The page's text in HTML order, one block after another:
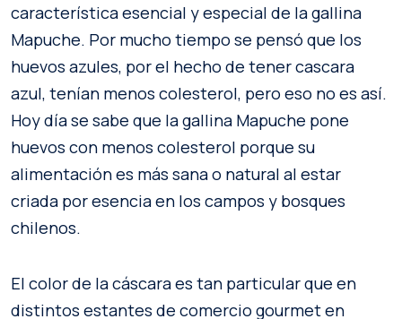
característica esencial y especial de la gallina
Mapuche. Por mucho tiempo se pensó que los
huevos azules, por el hecho de tener cascara
azul, tenían menos colesterol, pero eso no es así.
Hoy día se sabe que la gallina Mapuche pone
huevos con menos colesterol porque su
alimentación es más sana o natural al estar
criada por esencia en los campos y bosques
chilenos.
El color de la cáscara es tan particular que en
distintos estantes de comercio gourmet en